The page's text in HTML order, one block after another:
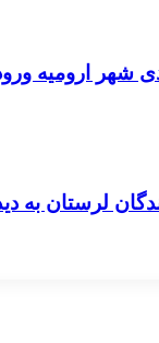
شهر ارومیه
لرستان به